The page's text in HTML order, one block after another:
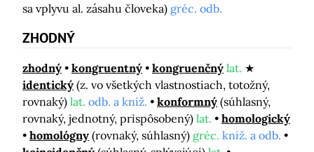
sa vplyvu al. zásahu človeka) gréc. odb.
ZHODNÝ
zhodný kongruentný kongruenčný lat.
identický (z. vo všetkých vlastnostiach, totožný,
rovnaký) lat. odb. a kniž. konformný (súhlasný,
rovnaký, jednotný, prispôsobený) lat.
homologický
homológny (rovnaký, súhlasný) gréc. kniž. a odb.